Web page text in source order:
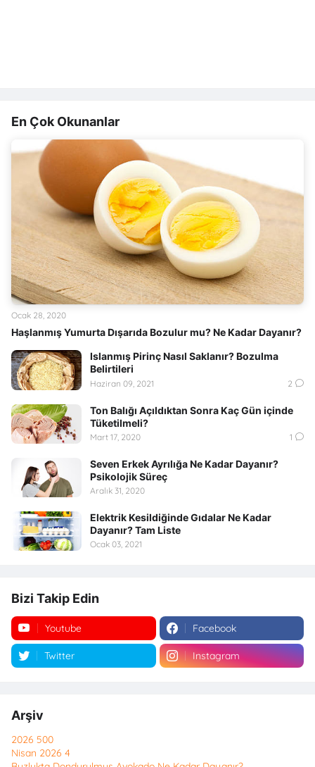
En Çok Okunanlar
Haşlanmış Yumurta Dışarıda Bozulur mu? Ne Kadar Dayanır?
Ocak 28, 2020
Islanmış Pirinç Nasıl Saklanır? Bozulma
Belirtileri
Haziran 09, 2021 2
Ton Balığı Açıldıktan Sonra Kaç Gün içinde
Tüketilmeli?
Mart 17, 2020 1
Seven Erkek Ayrılığa Ne Kadar Dayanır?
Psikolojik Süreç
Aralık 31, 2020
Elektrik Kesildiğinde Gıdalar Ne Kadar
Dayanır? Tam Liste
Ocak 03, 2021
Bizi Takip Edin
Youtube Facebook
Twitter Instagram
Arşiv
2026 500
Nisan 2026 4